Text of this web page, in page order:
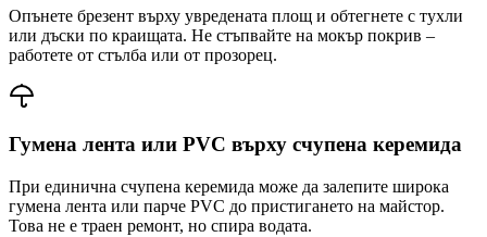
Опънете брезент върху увредената площ и обтегнете с тухли
или дъски по краищата. Не стъпвайте на мокър покрив –
работете от стълба или от прозорец.
Гумена лента или PVC върху счупена керемида
При единична счупена керемида може да залепите широка
гумена лента или парче PVC до пристигането на майстор.
Това не е траен ремонт, но спира водата.